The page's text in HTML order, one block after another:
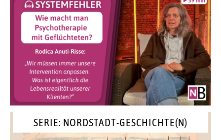
SERIE: NORDSTADT-GESCHICHTE(N)